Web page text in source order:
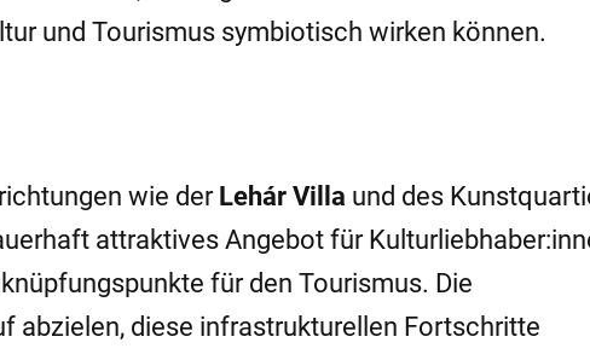
und Tourismus symbiotisch wirken können.
wie der Lehár Villa und des
attraktives Angebot für
für den Tourismus. Die
abzielen, diese infrastrukturellen Fortschritte